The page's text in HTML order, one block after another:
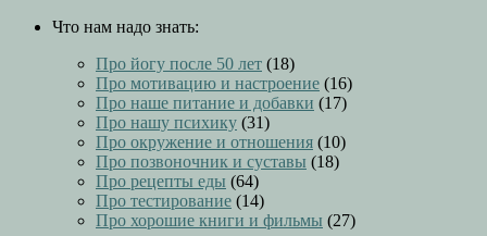
Что нам надо знать:
Про йогу после 50 лет (18)
Про мотивацию и настроение (16)
Про наше питание и добавки (17)
Про нашу психику (31)
Про окружение и отношения (10)
Про позвоночник и суставы (18)
Про рецепты еды (64)
Про тестирование (14)
Про хорошие книги и фильмы (27)